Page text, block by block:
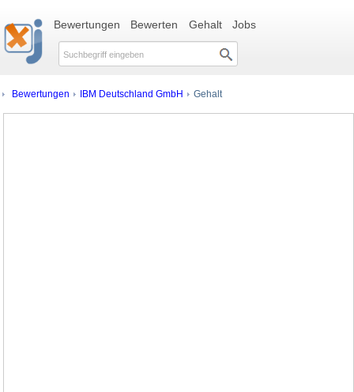
Bewertungen Bewerten Gehalt Jobs
Bewertungen IBM Deutschland GmbH Gehalt